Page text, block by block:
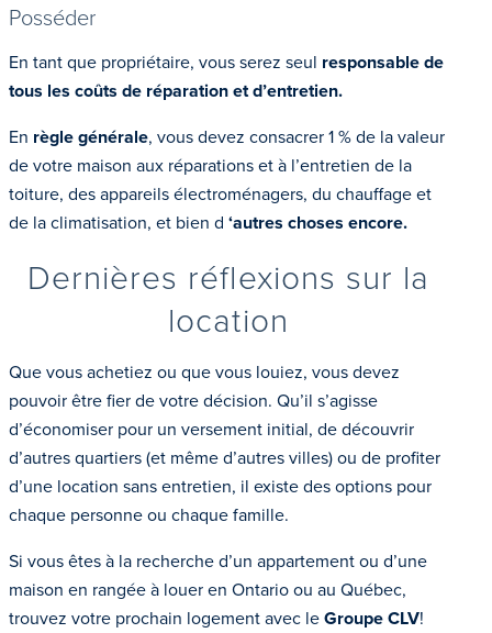
Posséder
En tant que propriétaire, vous serez seul responsable de
tous les coûts de réparation et d’entretien.
En règle générale, vous devez consacrer 1 % de la valeur
de votre maison aux réparations et à l’entretien de la
toiture, des appareils électroménagers, du chauffage et
de la climatisation, et bien d ‘autres choses encore.
Dernières réflexions sur la
location
Que vous achetiez ou que vous louiez, vous devez
pouvoir être fier de votre décision. Qu’il s’agisse
d’économiser pour un versement initial, de découvrir
d’autres quartiers (et même d’autres villes) ou de profiter
d’une location sans entretien, il existe des options pour
chaque personne ou chaque famille.
Si vous êtes à la recherche d’un appartement ou d’une
maison en rangée à louer en Ontario ou au Québec,
trouvez votre prochain logement avec leGroupe CLV!